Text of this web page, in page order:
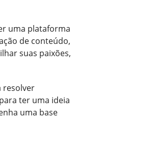
uma plataforma
de conteúdo,
suas paixões,
resolver
ter uma ideia
uma base